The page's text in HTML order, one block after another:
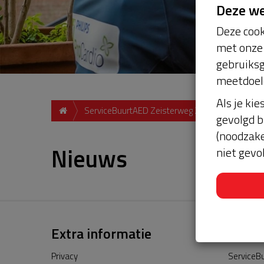
ServiceBuurtAED Zeisterweg 25, 3984 NH, Odijk
Nieuws
Extra informatie
Privacy
Deze
Deze
met
Als je
gevolgd
niet